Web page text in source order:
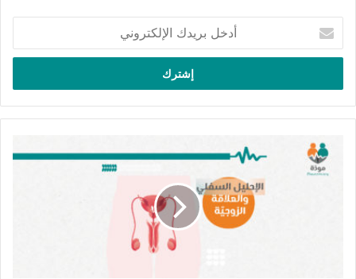
مقالات ذات صلة
الإحليل السفلي والعلاقة الزوجيَّة
17 ديسمبر، 2022
بدلاً من ذلك ، قد تكون تلك الفتحة في أيِّ مكان على طول الجانب
السفلي من القضيب بالقرب من رأس القضيب ويظهر ذلك في
معظم الحالات، أو في منتصف أو في قاعدة عمود القضيب، أو حتَّى
داخل كيس الصفن في حالات قليلة ونادرة.
بريدك
الإلكتروني
الإحليل
السفلي
والعلاقة